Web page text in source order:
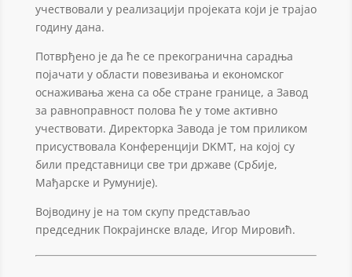
учествовали у реализацији прoјеката који је трајао
годину дана.
Потврђено је да ће се прекогранична сарадња
појачати у области повезивања и економског
оснаживања жена са обе стране границе, а Завод
за равноправност полова ће у томе активно
учествовати. Директорка Завода је том приликом
присуствовала Конференцији DKMT, на којој су
били представници све три државе (Србије,
Мађарске и Румуније).
Војводину је на том скупу представљао
председник Покрајинске владе, Игор Мировић.